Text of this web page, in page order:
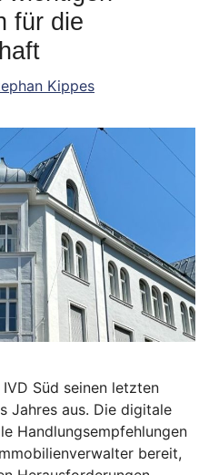
für die
Kippes
Süd seinen letzten
Jahres aus. Die digitale
Handlungsempfehlungen
bereit,